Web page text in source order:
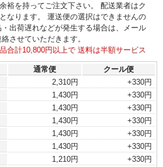
裕を持ってご注文下さい。 配送業者はク
なります。 運送便の選択はできませんの
出荷遅れなどが発生する場合は、メール
させていただきます。
合計10,800円以上で 送料は半額サービス
通常便
クール便
2,310円
+330円
1,430円
+330円
1,430円
+330円
1,430円
+330円
1,430円
+330円
1,430円
+330円
1,210円
+330円